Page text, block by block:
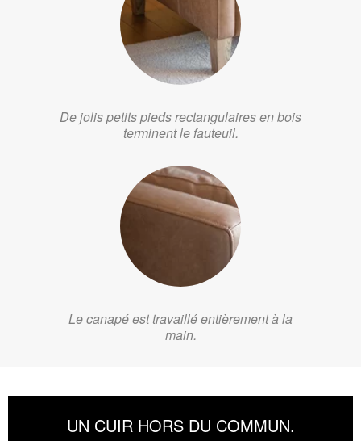
De jolis petits pieds rectangulaires en bois
terminent le fauteuil.
Le canapé est travaillé entièrement à la
main.
UN CUIR HORS DU COMMUN.